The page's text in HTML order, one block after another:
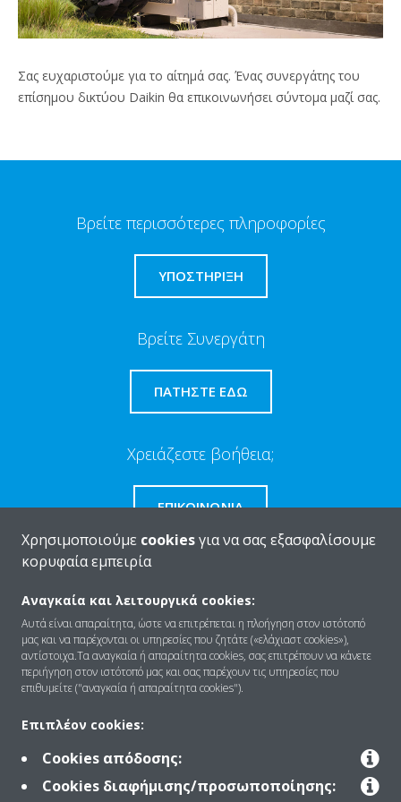
Σας ευχαριστούμε για το αίτημά σας. Ένας συνεργάτης του
επίσημου δικτύου Daikin θα επικοινωνήσει σύντομα μαζί σας.
Βρείτε περισσότερες πληροφορίες
ΥΠΟΣΤΗΡΙΞΗ
Βρείτε Συνεργάτη
ΠΑΤΉΣΤΕ ΕΔΏ
Χρειάζεστε βοήθεια;
ΕΠΙΚΟΙΝΩΝΊΑ
Ποιοι είμαστε
Λύσεις
Επικοινωνία
Χρησιμοποιούμε cookiesγια να σας εξασφαλίσουμε
κορυφαία εμπειρία
Αναγκαία και λειτουργικά cookies:
Αυτά είναι απαραίτητα, ώστε να επιτρέπεται η πλοήγηση στον ιστότοπό
μας και να παρέχονται οι υπηρεσίες που ζητάτε («ελάχιαστ cookies»),
αντίστοιχα.Τα αναγκαία ή απαραίτητα cookies, σας επιτρέπουν να κάνετε
περιήγηση στον ιστότοπό μας και σας παρέχουν τις υπηρεσίες που
επιθυμείτε ("αναγκαία ή απαραίτητα cookies").
Επιπλέον cookies:
Cookies απόδοσης:
Cookies διαφήμισης/προσωποποίησης: